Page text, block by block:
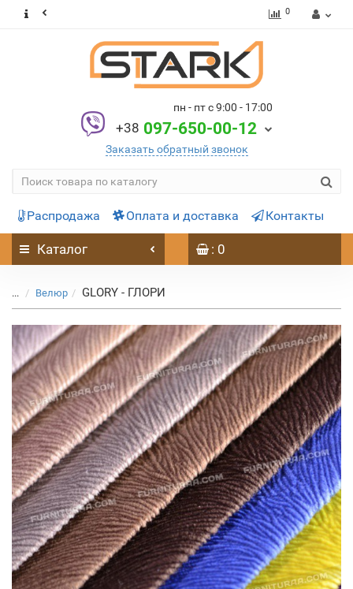
0
пн - пт с 9:00 - 17:00
+38 097-650-00-12
Заказать обратный звонок
Распродажа Оплата и доставка Контакты
Каталог : 0
... Велюр GLORY - ГЛОРИ